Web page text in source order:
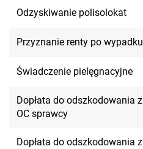
Odzyskiwanie polisolokat
Przyznanie renty po wypadku
Świadczenie pielęgnacyjne
Dopłata do odszkodowania z
OC sprawcy
Dopłata do odszkodowania z